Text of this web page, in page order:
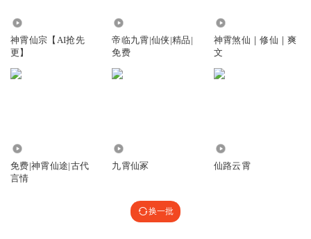
神霄仙宗【AI抢先
更】
帝临九霄|仙侠|精品|
免费
神霄煞仙｜修仙｜爽
文
免费|神霄仙途|古代
言情
九霄仙冢 仙路云霄
换一批